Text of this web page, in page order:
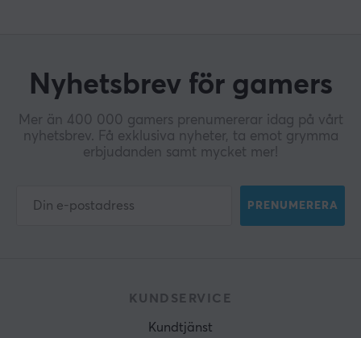
Nyhetsbrev för gamers
Mer än 400 000 gamers prenumererar idag på vårt
nyhetsbrev. Få exklusiva nyheter, ta emot grymma
erbjudanden samt mycket mer!
PRENUMERERA
KUNDSERVICE
Kundtjänst